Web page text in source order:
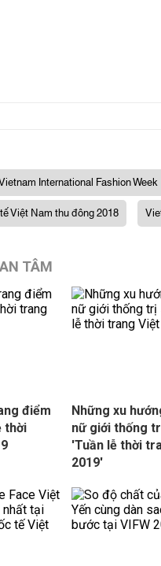
International Fashion Week
Việt Nam thu đông 2018
TÂM
điểm
thời
Những xu
nữ giới thống
'Tuần lễ thời
2019'